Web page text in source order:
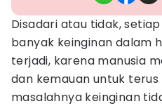
Disadari atau tidak,
banyak keinginan dalam
terjadi, karena manusia
dan kemauan untuk terus
masalahnya keinginan